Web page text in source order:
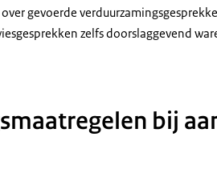
gevoerde
zelfs doorslaggevend
bij